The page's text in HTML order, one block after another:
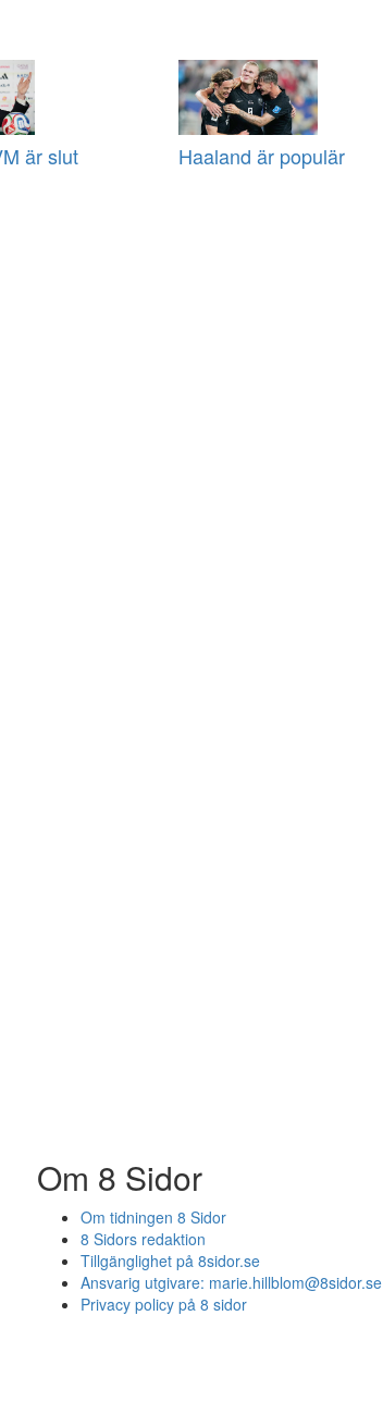
är slut Haaland är populär
Om 8 Sidor
Om tidningen 8 Sidor
8 Sidors redaktion
Tillgänglighet på 8sidor.se
Ansvarig utgivare: marie.hillblom@8sidor.se
Privacy policy på 8 sidor